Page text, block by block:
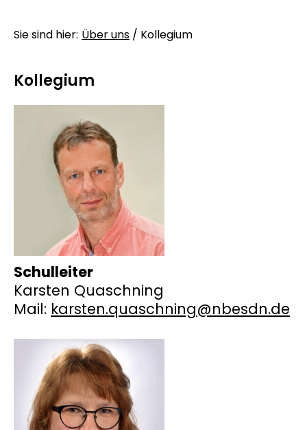
Sie sind hier: Über uns / Kollegium
Kollegium
Schulleiter
Karsten Quaschning
Mail: karsten.quaschning@nbesdn.de